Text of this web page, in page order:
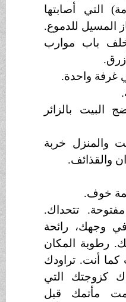
التي أصابتها
للدموع.
باب موارب
واحدة.
بالزائر
خربة
والقذائف.
خوف.
تتحداك.
وجهك، رائحة
رطوبة المكان
أنت. تراودك
كزوجتك التي
مأتمك قبل